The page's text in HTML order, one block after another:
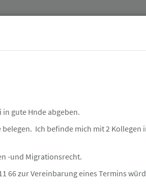
gute Hnde abgeben.
Ich befinde mich mit 2 Kollegen
-und Migrationsrecht.
66 zur Vereinbarung eines Termins